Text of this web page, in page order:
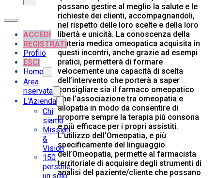
ACCEDI
REGISTRATI
Profilo
ESCI
Home
Area
riservata
L’Azienda
Chi
siamo
Mission
&
Vision
150
persone,
un solo
possano gestire al meglio la salute e le
richieste dei clienti, accompagnandoli,
nel rispetto delle loro scelte e della loro
libertà e unicità. La conoscenza della
materia medica omeopatica acquisita in
questi incontri, anche grazie ad esempi
pratici, permetterà di formare
velocemente una capacità di scelta
dell’intervento che porterà a saper
consigliare sia il farmaco omeopatico
che l’associazione tra omeopatia e
allopatia in modo da consentire di
proporre sempre la terapia più consona
e più efficace per i propri assistiti.
L’utilizzo dell’Omeopatia, e più
specificamente del linguaggio
dell’Omeopatia, permette al farmacista
territoriale di acquisire degli strumenti di
analisi del paziente/cliente che possano